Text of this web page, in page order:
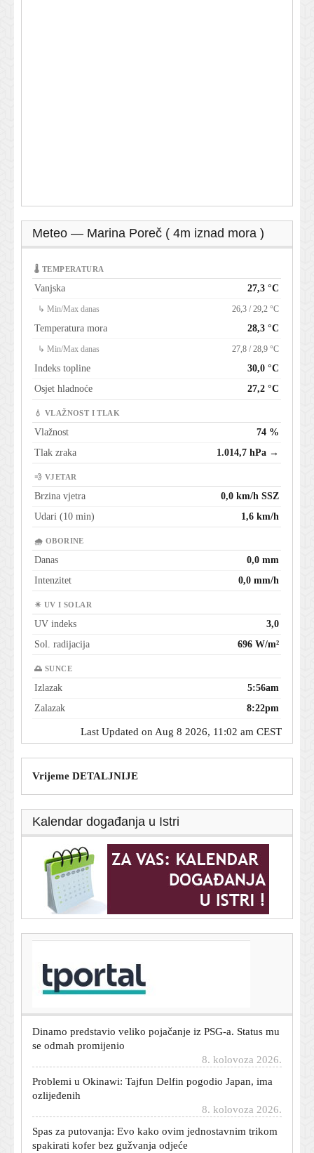
Meteo — Marina Poreč ( 4m iznad mora )
🌡 TEMPERATURA
Vanjska 27,3 °C
↳ Min/Max danas 26,3 / 29,2 °C
Temperatura mora 28,3 °C
↳ Min/Max danas 27,8 / 28,9 °C
Indeks topline
30,0 °C
Osjet hladnoće
27,2 °C
💧 VLAŽNOST I TLAK
Vlažnost
74 %
Tlak zraka
1.014,7 hPa →
💨 VJETAR
Brzina vjetra
0,0 km/h SSZ
Udari (10 min)
1,6 km/h
🌧 OBORINE
Danas
0,0 mm
Intenzitet
0,0 mm/h
☀ UV I SOLAR
UV indeks
3,0
Sol. radijacija
696 W/m²
🌅 SUNCE
Izlazak
5:56am
Zalazak
8:22pm
Last Updated on Aug 8 2026, 11:02 am CEST
Vrijeme DETALJNIJE
Kalendar događanja u Istri
Hladni rat oko umjetne inteligencije: Tko će biti
gospodar vrlog novog svijeta - SAD ili Kina?
Dinamo predstavio veliko pojačanje iz PSG-a. Status mu
se odmah promijenio
Problemi u Okinawi: Tajfun Delfin pogodio Japan, ima
ozlijeđenih
Spas za putovanja: Evo kako ovim jednostavnim trikom
spakirati kofer bez gužvanja odjeće